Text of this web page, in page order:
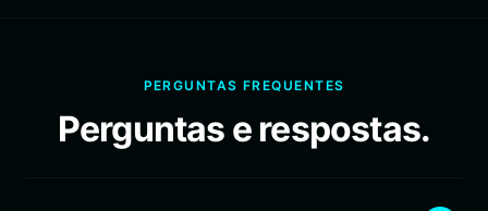
PERGUNTAS FREQUENTES
Perguntas e respostas.